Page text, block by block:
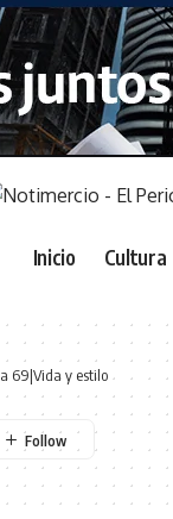
Inicio Cultura
69|Vida y estilo